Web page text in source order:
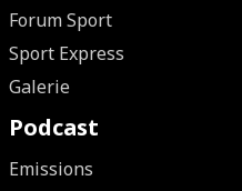
Forum Sport
Sport Express
Galerie
Podcast
Emissions